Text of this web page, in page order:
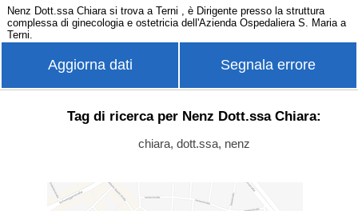
Nenz Dott.ssa Chiara si trova a Terni , è Dirigente presso la struttura
complessa di ginecologia e ostetricia dell'Azienda Ospedaliera S. Maria a
Terni.
Aggiorna dati Segnala errore
Tag di ricerca per Nenz Dott.ssa Chiara:
chiara, dott.ssa, nenz